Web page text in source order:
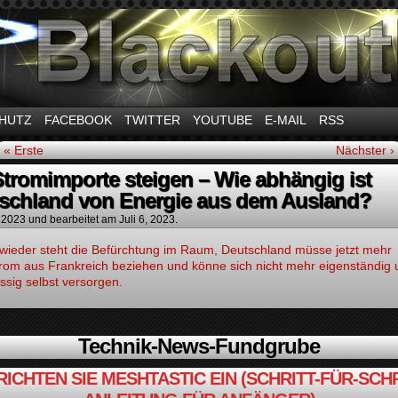
Stromausfall
FACEBOOK TWITTER YOUTUBE E-MAIL RSS
« Erste Nächster ›
steigen – Wie abhängig ist
von Energie aus dem Ausland?
und bearbeitet am Juli 6, 2023.
steht die Befürchtung im Raum, Deutschland müsse jetzt mehr
aus Frankreich beziehen und könne sich nicht mehr eigenständig
selbst versorgen.
Technik-News-Fundgrube
SIE MESHTASTIC EIN (SCHRITT-FÜR-